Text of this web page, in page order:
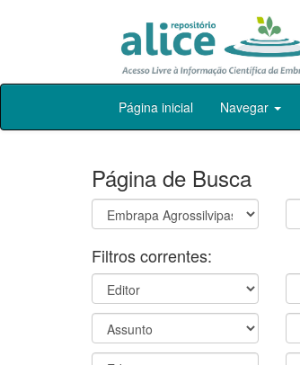
Skip
Página inicial Navegar
Página de Busca
Filtros correntes: